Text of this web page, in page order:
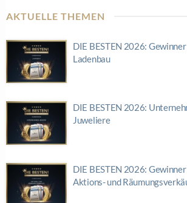
AKTUELLE THEMEN
DIE BESTEN 2026:
Ladenbau
DIE BESTEN 2026:
Juweliere
DIE BESTEN 2026:
Aktions- und